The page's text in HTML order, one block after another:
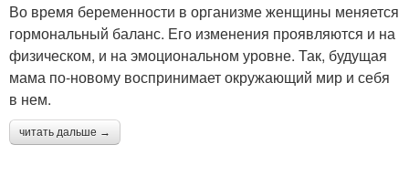
Во время беременности в организме женщины меняется
гормональный баланс. Его изменения проявляются и на
физическом, и на эмоциональном уровне. Так, будущая
мама по-новому воспринимает окружающий мир и себя
в нем.
читать дальше →